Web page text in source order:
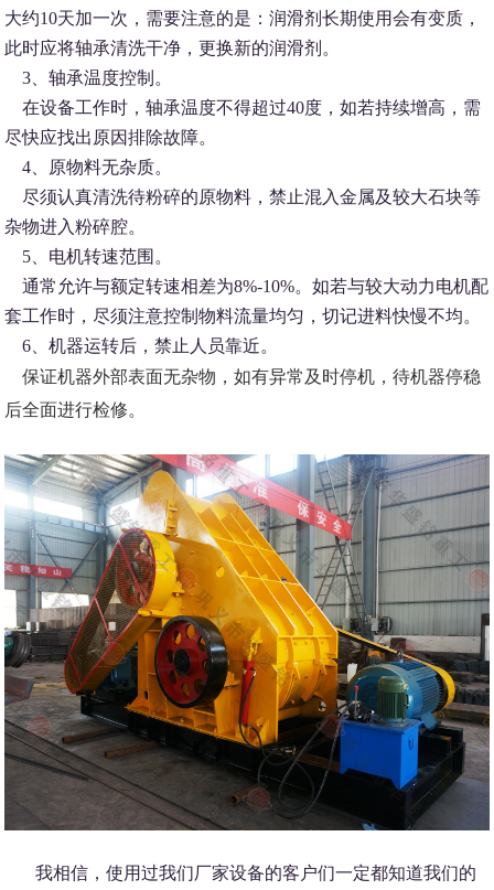
大约10天加一次，需要注意的是：润滑剂长期使用会有变质，
此时应将轴承清洗干净，更换新的润滑剂。
3、轴承温度控制。
在设备工作时，轴承温度不得超过40度，如若持续增高，需
尽快应找出原因排除故障。
4、原物料无杂质。
尽须认真清洗待粉碎的原物料，禁止混入金属及较大石块等
杂物进入粉碎腔。
5、电机转速范围。
通常允许与额定转速相差为8%-10%。如若与较大动力电机配
套工作时，尽须注意控制物料流量均匀，切记进料快慢不均。
6、机器运转后，禁止人员靠近。
保证机器外部表面无杂物，如有异常及时停机，待机器停稳
后全面进行检修。
我相信，使用过我们厂家设备的客户们一定都知道我们的